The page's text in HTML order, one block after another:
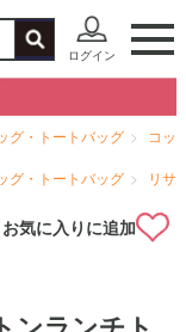
ログイン
グ・トートバッグ コッ
グ・トートバッグ リサ
お気に入りに追加